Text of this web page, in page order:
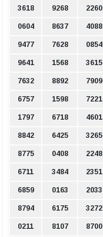
3618 9268 2260
0604 8637 4088
9477 7628 0854
9641 1568 3615
7632 8892 7909
6757 1598 7221
1797 6718 4601
8842 6425 3265
8775 0408 2248
6711 3484 2351
6859 0163 2033
8794 6175 3272
0211 8107 8700